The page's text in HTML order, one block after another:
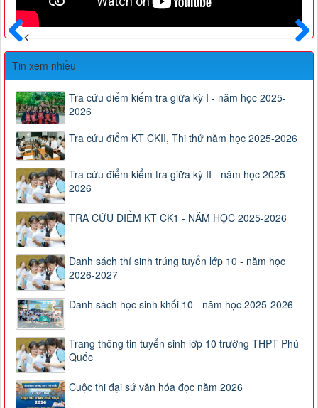
Sau
Trước
Tin xem nhiều
Tra cứu điểm kiểm tra giữa kỳ I - năm học 2025-
2026
Tra cứu điểm KT CKII, Thi thử năm học 2025-2026
Tra cứu điểm kiểm tra giữa kỳ II - năm học 2025 -
2026
TRA CỨU ĐIỂM KT CK1 - NĂM HỌC 2025-2026
Danh sách thí sinh trúng tuyển lớp 10 - năm học
2026-2027
Danh sách học sinh khối 10 - năm học 2025-2026
Trang thông tin tuyển sinh lớp 10 trường THPT Phú
Quốc
Cuộc thi đại sứ văn hóa đọc năm 2026